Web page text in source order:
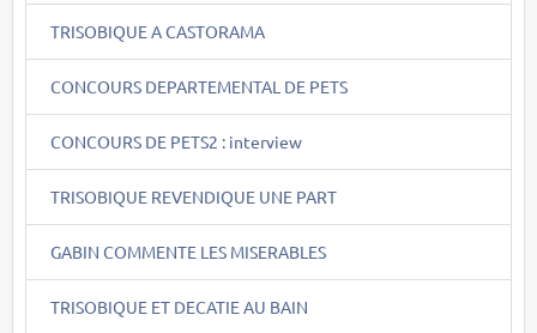
TRISOBIQUE A CASTORAMA
CONCOURS DEPARTEMENTAL DE PETS
CONCOURS DE PETS2 : interview
TRISOBIQUE REVENDIQUE UNE PART
GABIN COMMENTE LES MISERABLES
TRISOBIQUE ET DECATIE AU BAIN